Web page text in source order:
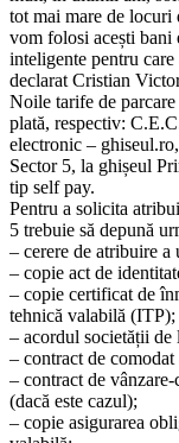
tot mai mare de locuri
vom folosi acești bani
inteligente pentru
declarat Cristian
Noile tarife de
plată, respectiv:
electronic –
Sector 5, la ghișeul
tip self pay.
Pentru a solicita
5 trebuie să depună
– cerere de atribuire a
– copie act de
– copie certificat de
tehnică valabilă (ITP);
– acordul societății de
– contract de
– contract de
(dacă este cazul);
– copie asigurarea